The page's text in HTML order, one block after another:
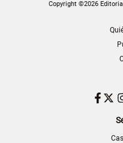
Copyright ©2026